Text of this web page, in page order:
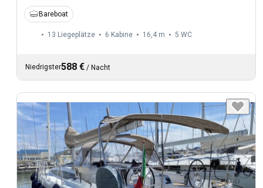
Bareboat
13 Liegeplätze 6 Kabine 16,4 m 5 WC
Niedrigster588 € / Nacht